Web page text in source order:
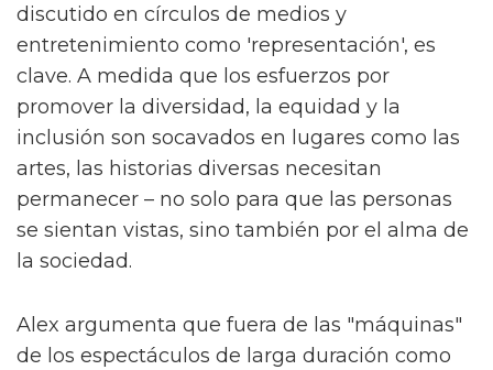
discutido en círculos de medios y
entretenimiento como 'representación', es
clave. A medida que los esfuerzos por
promover la diversidad, la equidad y la
inclusión son socavados en lugares como las
artes, las historias diversas necesitan
permanecer – no solo para que las personas
se sientan vistas, sino también por el alma de
la sociedad.
Alex argumenta que fuera de las "máquinas"
de los espectáculos de larga duración como